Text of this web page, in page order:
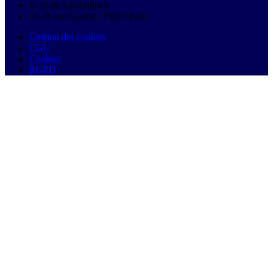
© 2026 Autobutler.fr
18-26 rue Goubet, 75019 Paris
Gestion des cookies
CGU
Cookies
RGPD